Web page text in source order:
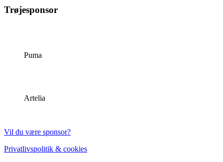
Trøjesponsor
Puma
Artelia
Vil du være sponsor?
Privatlivspolitik & cookies